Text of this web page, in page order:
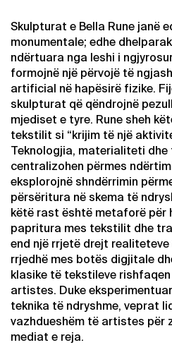
Skulpturat e Bella Rune janë
monumentale; edhe
ndërtuara nga leshi i
formojnë një përvojë të
artificial në hapësirë fizike.
skulpturat që qëndrojnë
mjediset e tyre. Rune sheh
tekstilit si “krijim të një
Teknologjia, materialiteti
centralizohen përmes
eksplorojnë shndërrimin
përsëritura në skema të
këtë rast është metaforë për
papritura mes tekstilit dhe
end një rrjetë drejt realiteteve
rrjedhë mes botës digjitale
klasike të tekstileve
artistes. Duke
teknika të ndryshme, veprat
vazhdueshëm të artistes për
mediat e reja.